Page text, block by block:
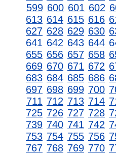
599 600 601 602
613 614 615 616
627 628 629 630
641 642 643 644
655 656 657 658
669 670 671 672
683 684 685 686
697 698 699 700
711 712 713 714
725 726 727 728
739 740 741 742
753 754 755 756
767 768 769 770